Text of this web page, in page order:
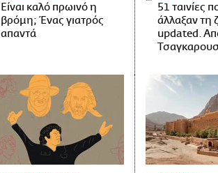
Είναι καλό πρωινό η
βρόμη; Ένας γιατρός
απαντά
51 ταινίες
άλλαξαν τη
updated.